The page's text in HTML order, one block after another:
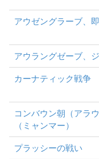
アウゼングラーブ、
アウラングゼーブ、
カーナティック戦争
コンバウン朝（アラ
（ミャンマー）
プラッシーの戦い